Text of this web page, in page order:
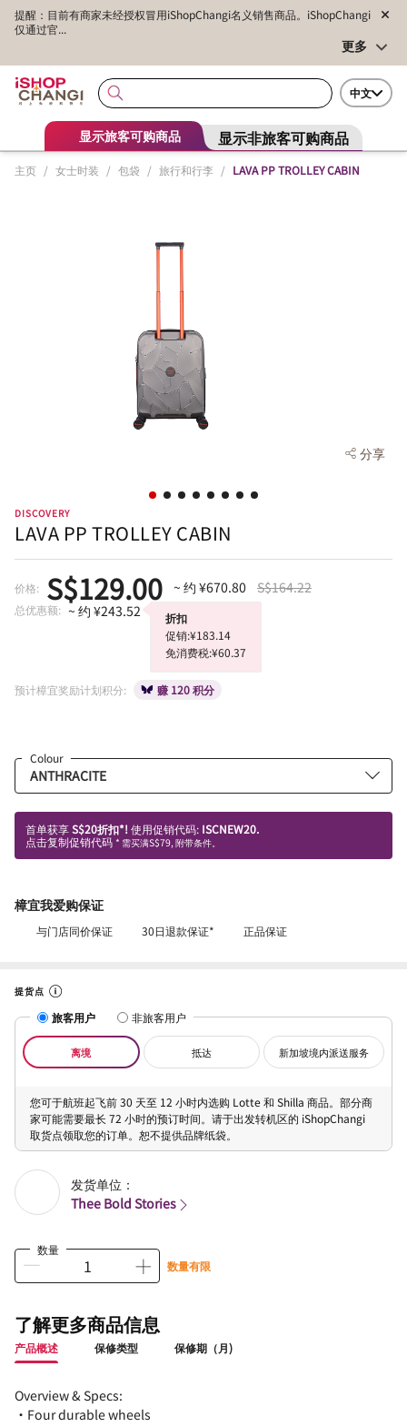
提醒：目前有商家未经授权冒用iShopChangi名义销售商品。iShopChangi
仅通过官...
更多
中文
显示旅客可购商品 显示非旅客可购商品
主页 / 女士时装 / 包袋 / 旅行和行李 / LAVA PP TROLLEY CABIN
分享
DISCOVERY
LAVA PP TROLLEY CABIN
价格: S$129.00 ~ 约 ¥670.80 S$164.22
总优惠额: ~ 约 ¥243.52
折扣
促销:¥183.14
免消费税:¥60.37
预计樟宜奖励计划积分: 赚 120 积分
Colour
首单获享S$20折扣*! 使用促销代码: ISCNEW20.
点击复制促销代码 * 需买满S$79, 附带条件。
樟宜我爱购保证
与门店同价保证 30日退款保证* 正品保证
提货点
旅客用户 非旅客用户
离境 抵达 新加坡境内派送服务
您可于航班起飞前 30 天至 12 小时内选购 Lotte 和 Shilla 商品。部分商
家可能需要最长 72 小时的预订时间。请于出发转机区的 iShopChangi
取货点领取您的订单。恕不提供品牌纸袋。
发货单位：
Thee Bold Stories
数量
数量有限
了解更多商品信息
产品概述 保修类型 保修期（月)
Overview & Specs:
•Four durable wheels